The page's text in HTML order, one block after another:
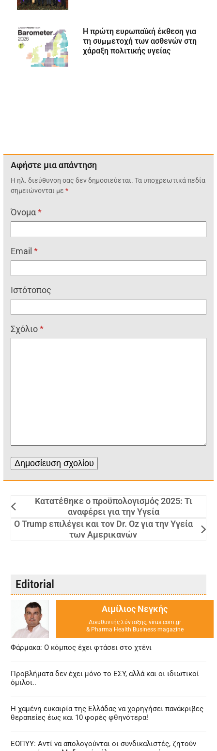
Η πρώτη ευρωπαϊκή έκθεση για
τη συμμετοχή των ασθενών στη
χάραξη πολιτικής υγείας
Αφήστε μια απάντηση
Η ηλ. διεύθυνση σας δεν δημοσιεύεται. Τα υποχρεωτικά πεδία
σημειώνονται με*
Όνομα*
Email*
Ιστότοπος
Σχόλιο*
Κατατέθηκε ο προϋπολογισμός 2025: Τι
αναφέρει για την Υγεία
Ο Trump επιλέγει και τον Dr. Oz για την Υγεία
των Αμερικανών
Editorial
Αιμίλιος Νεγκής
Διευθυντής Σύνταξης, virus.com.gr
& Pharma Health Business magazine
Φάρμακα: Ο κόμπος έχει φτάσει στο χτένι
Προβλήματα δεν έχει μόνο το ΕΣΥ, αλλά και οι ιδιωτικοί
όμιλοι..
Η χαμένη ευκαιρία της Ελλάδας να χορηγήσει πανάκριβες
θεραπείες έως και 10 φορές φθηνότερα!
ΕΟΠΥΥ: Αντί να απολογούνται οι συνδικαλιστές, ζητούν